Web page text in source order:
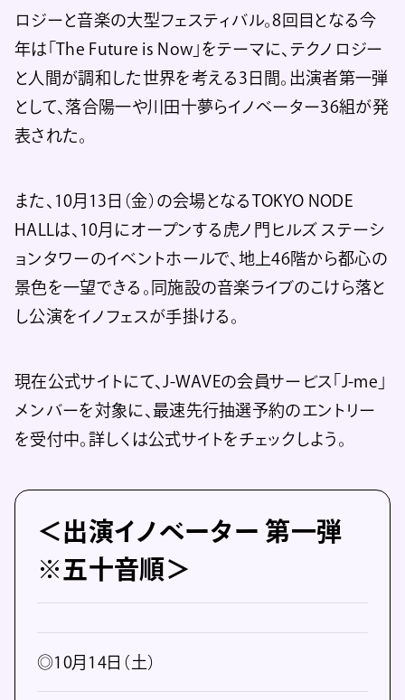
ロジーと音楽の大型フェスティバル。8回目となる今
年は「The Future is Now」をテーマに、テクノロジー
と人間が調和した世界を考える3日間。出演者第一弾
として、落合陽一や川田十夢らイノベーター36組が発
表された。
また、10月13日（金）の会場となるTOKYO NODE
HALLは、10月にオープンする虎ノ門ヒルズ ステーシ
ョンタワーのイベントホールで、地上46階から都心の
景色を一望できる。同施設の音楽ライブのこけら落と
し公演をイノフェスが手掛ける。
現在公式サイトにて、J-WAVEの会員サービス「J-me」
メンバーを対象に、最速先行抽選予約のエントリー
を受付中。詳しくは公式サイトをチェックしよう。
＜出演イノベーター 第一弾
※五十音順＞
◎10月14日（土）